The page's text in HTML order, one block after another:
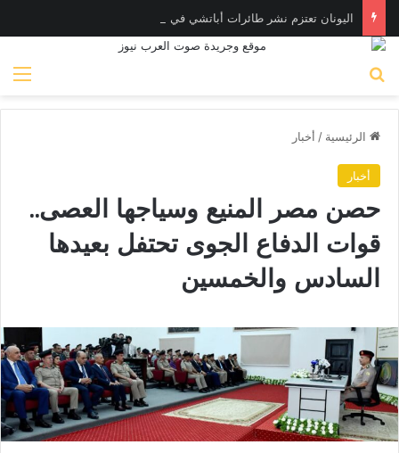
اليونان تعتزم نشر طائرات أباتشي في الإمارات لصيد المسـيّرات
الرئيسية / أخبار
أخبار
حصن مصر المنيع وسياجها العصى..
قوات الدفاع الجوى تحتفل بعيدها
السادس والخمسين